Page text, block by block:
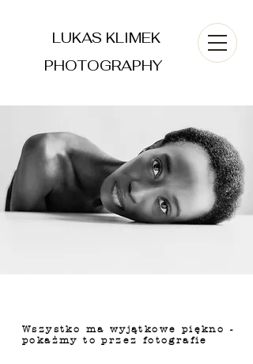
LUKAS KLIMEK
PHOTOGRAPHY
Wszystko ma wyjątkowe piękno -
pokażmy to przez fotografie